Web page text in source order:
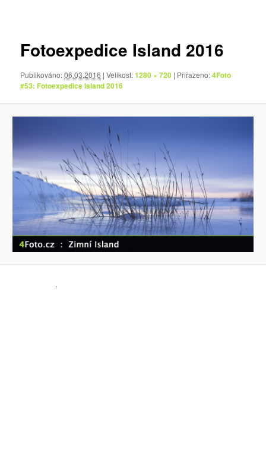
Fotoexpedice Island 2016
Publikováno:06.03.2016 | Velikost:1280 × 720 | Přiřazeno:4Foto
#53: Fotoexpedice Island 2016
.